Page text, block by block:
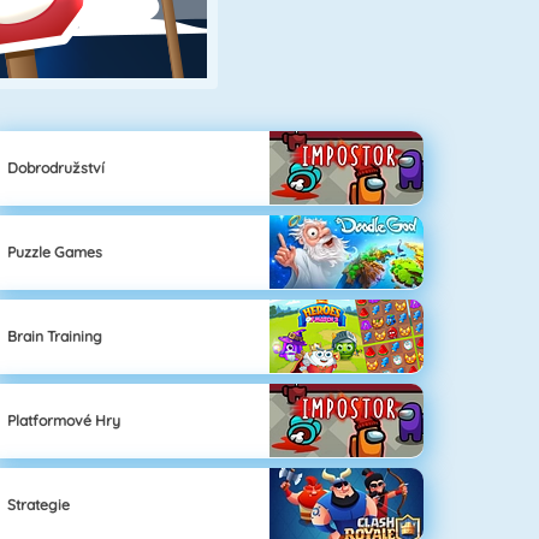
Dobrodružství
Puzzle Games
Brain Training
Platformové Hry
Strategie